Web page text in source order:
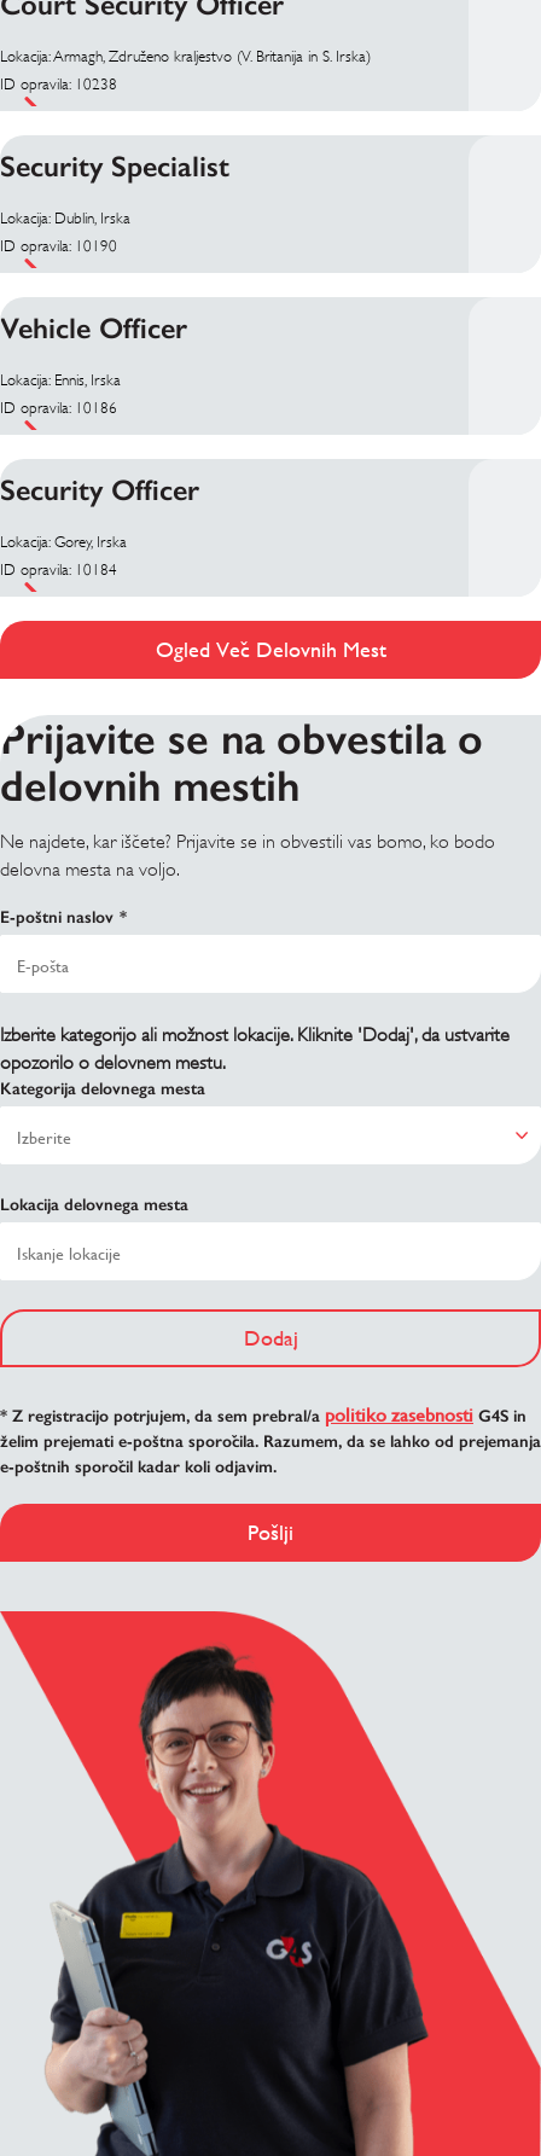
Lokacija: Armagh, Združeno kraljestvo (V. Britanija in S. Irska)
ID opravila: 10238
Security Specialist
Lokacija: Dublin, Irska
ID opravila: 10190
Vehicle Officer
Lokacija: Ennis, Irska
ID opravila: 10186
Security Officer
Lokacija: Gorey, Irska
ID opravila: 10184
Ogled Več Delovnih Mest
Prijavite se na obvestila o
delovnih mestih
Ne najdete, kar iščete? Prijavite se in obvestili vas bomo, ko bodo
delovna mesta na voljo.
E-poštni naslov
Izberite kategorijo ali možnost lokacije. Kliknite 'Dodaj', da ustvarite
opozorilo o delovnem mestu.
Kategorija delovnega mesta
Lokacija delovnega mesta
Dodaj
* Z registracijo potrjujem, da sem prebral/a politiko zasebnosti G4S in
želim prejemati e-poštna sporočila. Razumem, da se lahko od prejemanja
e-poštnih sporočil kadar koli odjavim.
Pošlji